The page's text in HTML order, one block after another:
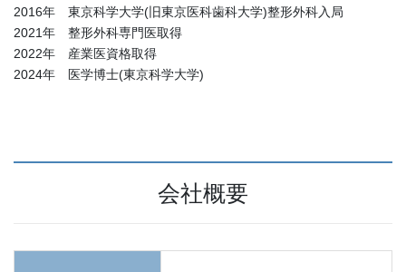
2016年 東京科学大学(旧東京医科歯科大学)整形外科入局
2021年 整形外科専門医取得
2022年 産業医資格取得
2024年 医学博士(東京科学大学)
会社概要